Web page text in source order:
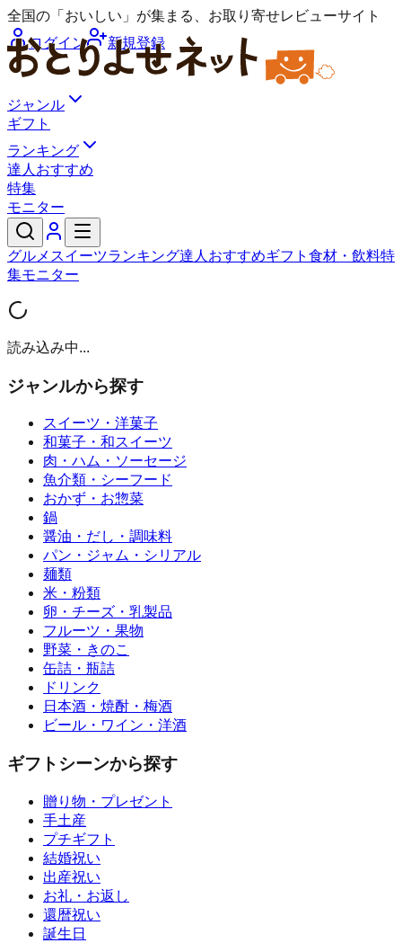
全国の「おいしい」が集まる、お取り寄せレビューサイト
ログイン
新規登録
ジャンル
ギフト
ランキング
達人おすすめ
特集
モニター
グルメ スイーツランキング達人おすすめギフト 食材・飲料特
集モニター
読み込み中...
ジャンルから探す
スイーツ・洋菓子
和菓子・和スイーツ
肉・ハム・ソーセージ
魚介類・シーフード
おかず・お惣菜
鍋
醤油・だし・調味料
パン・ジャム・シリアル
麺類
米・粉類
卵・チーズ・乳製品
フルーツ・果物
野菜・きのこ
缶詰・瓶詰
ドリンク
日本酒・焼酎・梅酒
ビール・ワイン・洋酒
ギフトシーンから探す
贈り物・プレゼント
手土産
プチギフト
結婚祝い
出産祝い
お礼・お返し
還暦祝い
誕生日